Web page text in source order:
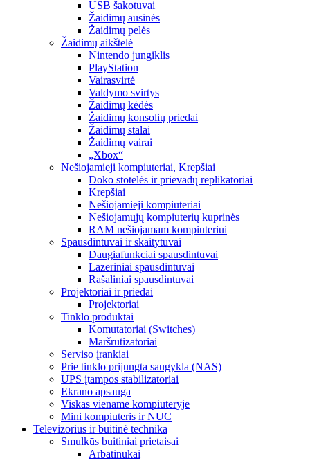
USB šakotuvai
Žaidimų ausinės
Žaidimų pelės
Žaidimų aikštelė
Nintendo jungiklis
PlayStation
Vairasvirtė
Valdymo svirtys
Žaidimų kėdės
Žaidimų konsolių priedai
Žaidimų stalai
Žaidimų vairai
„Xbox“
Nešiojamieji kompiuteriai, Krepšiai
Doko stotelės ir prievadų replikatoriai
Krepšiai
Nešiojamieji kompiuteriai
Nešiojamųjų kompiuterių kuprinės
RAM nešiojamam kompiuteriui
Spausdintuvai ir skaitytuvai
Daugiafunkciai spausdintuvai
Lazeriniai spausdintuvai
Rašaliniai spausdintuvai
Projektoriai ir priedai
Projektoriai
Tinklo produktai
Komutatoriai (Switches)
Maršrutizatoriai
Serviso įrankiai
Prie tinklo prijungta saugykla (NAS)
UPS įtampos stabilizatoriai
Ekrano apsauga
Viskas viename kompiuteryje
Mini kompiuteris ir NUC
Televizorius ir buitinė technika
Smulkūs buitiniai prietaisai
Arbatinukai